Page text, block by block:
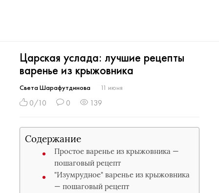
Царская услада: лучшие рецепты
варенье из крыжовника
Света Шарафутдинова 11 июня
0/10 0 139
Содержание
Простое варенье из крыжовника —
пошаговый рецепт
"Изумрудное" варенье из крыжовника
— пошаговый рецепт